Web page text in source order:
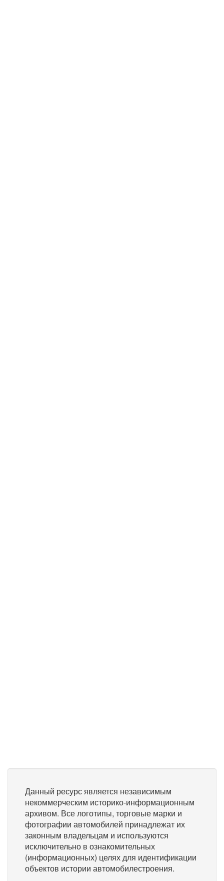
Данный ресурс является независимым
некоммерческим историко-информационным
архивом. Все логотипы, торговые марки и
фотографии автомобилей принадлежат их
законным владельцам и используются
исключительно в ознакомительных
(информационных) целях для идентификации
объектов истории автомобилестроения.